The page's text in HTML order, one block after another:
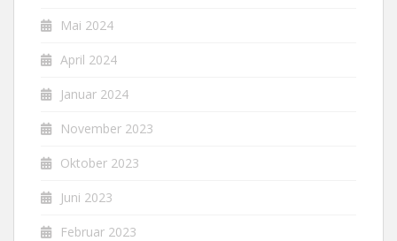
Mai 2024
April 2024
Januar 2024
November 2023
Oktober 2023
Juni 2023
Februar 2023